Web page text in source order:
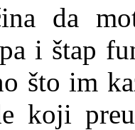
da
i štap
što im
koji